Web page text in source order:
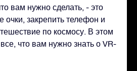
вам нужно сделать, - это
очки, закрепить телефон и
по космосу. В этом
что вам нужно знать о VR-